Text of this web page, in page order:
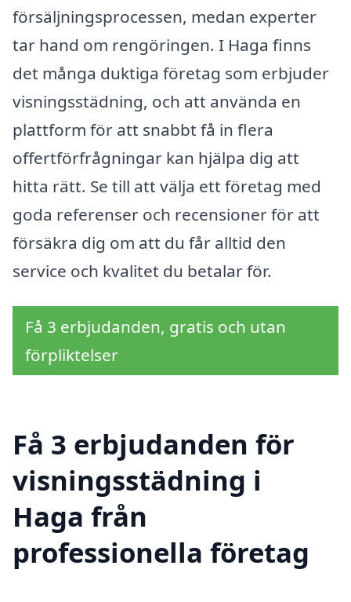
försäljningsprocessen, medan experter
tar hand om rengöringen. I Haga finns
det många duktiga företag som erbjuder
visningsstädning, och att använda en
plattform för att snabbt få in flera
offertförfrågningar kan hjälpa dig att
hitta rätt. Se till att välja ett företag med
goda referenser och recensioner för att
försäkra dig om att du får alltid den
service och kvalitet du betalar för.
Få 3 erbjudanden, gratis och utan
förpliktelser
Få 3 erbjudanden för
visningsstädning i
Haga från
professionella företag